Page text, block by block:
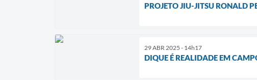
PROJETO JIU-JITSU RONALD
29 ABR 2025 - 14h17
DIQUE É REALIDADE EM